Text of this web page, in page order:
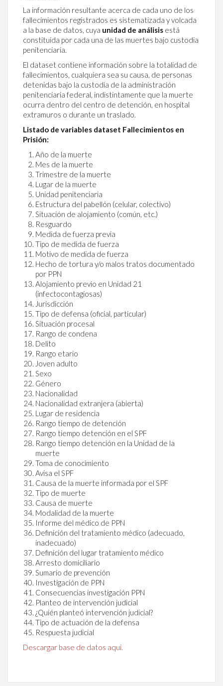
La información resultante acerca de cada uno de los
fallecimientos registrados es sistematizada y volcada
a la base de datos, cuya unidad de análisis está
constituida por cada una de las muertes bajo custodia
penitenciaria.
El dataset contiene información sobre la totalidad de
fallecimientos, cualquiera sea su causa, de personas
detenidas bajo la custodia de la administración
penitenciaria federal, indistintamente que la muerte
ocurra dentro del centro de detención, en hospital
extramuros o durante un traslado.
Listado de variables dataset Fallecimientos en
Prisión:
Año de la muerte
Mes de la muerte
Trimestre de la muerte
Lugar de la muerte
Unidad penitenciaria
Estructura del pabellón (celular, colectivo)
Situación de alojamiento (común, etc.)
Resguardo
Medida de fuerza previa
Tipo de medida de fuerza
Motivo de medida de fuerza
Hecho de tortura y/o malos tratos documentado
por PPN
Alojamiento previo en Unidad 21
(infectocontagiosas)
Jurisdicción
Tipo de defensa (oficial, particular)
Situación procesal
Rango de condena
Delito
Rango etario
Joven adulto
Sexo
Género
Nacionalidad
Nacionalidad extranjera (abierta)
Lugar de residencia
Rango tiempo de detención
Rango tiempo detención en el SPF
Rango tiempo detención en la Unidad de la
muerte
Toma de conocimiento
Avisa el SPF
Causa de la muerte informada por el SPF
Tipo de muerte
Causa de muerte
Modalidad de la muerte
Informe del médico de PPN
Definición del tratamiento médico (adecuado,
inadecuado)
Definición del lugar tratamiento médico
Arresto domiciliario
Sumario de prevención
Investigación de PPN
Consecuencias investigación PPN
Planteo de intervención judicial
¿Quién planteó intervención judicial?
Tipo de actuación de la defensa
Respuesta judicial
Descargar base de datos aqui.